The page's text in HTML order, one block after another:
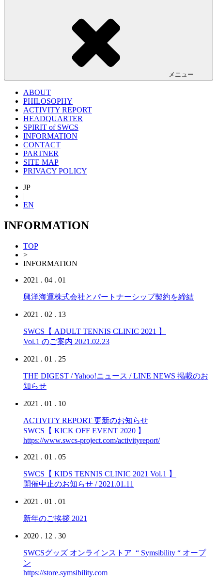
メニュー
ABOUT
PHILOSOPHY
ACTIVITY REPORT
HEADQUARTER
SPIRIT of SWCS
INFORMATION
CONTACT
PARTNER
SITE MAP
PRIVACY POLICY
JP
|
EN
INFORMATION
TOP
>
INFORMATION
2021 . 04 . 01
興洋海運株式会社とパートナーシップ契約を締結
2021 . 02 . 13
SWCS【 ADULT TENNIS CLINIC 2021 】
Vol.1 のご案内 2021.02.23
2021 . 01 . 25
THE DIGEST / Yahoo!ニュース / LINE NEWS 掲載のお
知らせ
2021 . 01 . 10
ACTIVITY REPORT 更新のお知らせ
SWCS【 KICK OFF EVENT 2020 】
https://www.swcs-project.com/activityreport/
2021 . 01 . 05
SWCS【 KIDS TENNIS CLINIC 2021 Vol.1 】
開催中止のお知らせ / 2021.01.11
2021 . 01 . 01
新年のご挨拶 2021
2020 . 12 . 30
SWCSグッズ オンラインストア “ Symsibility “ オープ
ン
https://store.symsibility.com